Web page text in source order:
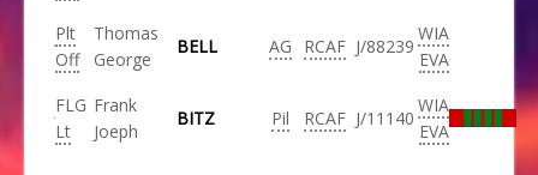
Plt
Off
Thomas
George
BELL AG RCAF J/88239
WIA
EVA
FLG
Lt
Frank
Joeph
BITZ Pil RCAF J/11140
WIA
EVA